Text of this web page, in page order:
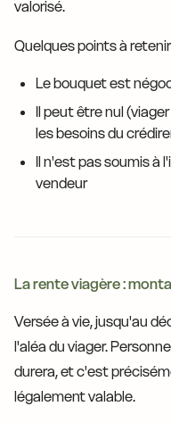
valorisé.
Quelques points à
Le bouquet est
Il peut être nul
les besoins du
Il n'est pas soumis à
vendeur
La rente viagère :
Versée à vie, jusqu'au
l'aléa du viager.
durera, et c'est
légalement valable.